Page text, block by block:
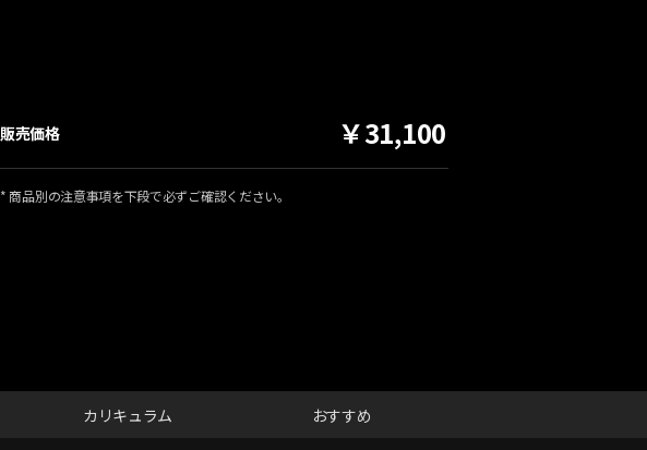
販売価格 ￥31,100
* 商品別の注意事項を下段で必ずご確認ください。
カリキュラム
おすすめ